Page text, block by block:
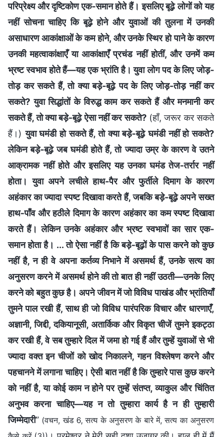
परिप्रेक्ष्य और दृष्टिकोण एक-समान होते हैं। इसलिए बूढ़े लोगों को यह
नहीं सोचना चाहिए कि बूढ़े होने और युवाओं की तुलना में उनकी
असाधारण आकांक्षाओं के कम होने, और उनके स्थिर हो पाने के कारण
उनकी महत्वाकांक्षाएँ या आकांक्षाएँ प्रचंड नहीं होतीं, और उनमें कम
भ्रष्ट स्वभाव होते हैं—यह एक भ्रांति है। युवा लोग पद के लिए जोड़-
तोड़ कर सकते हैं, तो क्या बड़े-बूढ़े पद के लिए जोड़-तोड़ नहीं कर
सकते? युवा सिद्धांतों के विरुद्ध काम कर सकते हैं और मनमानी कर
सकते हैं, तो क्या बड़े-बूढ़े ऐसा नहीं कर सकते?(हाँ, जरूर कर सकते
हैं।)युवा घमंडी हो सकते हैं, तो क्या बड़े-बूढ़े घमंडी नहीं हो सकते?
लेकिन बड़े-बूढ़े जब घमंडी होते हैं, तो ज्यादा उम्र के कारण वे उतने
आक्रामक नहीं होते और इसलिए यह उनका घमंड तेज-तर्रार नहीं
होता। युवा अपने लचीले हाथ-पैर और फुर्तीले दिमाग के कारण
अहंकार का ज्यादा स्पष्ट दिखावा करते हैं, जबकि बड़े-बूढ़े अपने सख्त
हाथ-पाँव और हठीले दिमाग के कारण अहंकार का कम स्पष्ट दिखावा
करते हैं। लेकिन उनके अहंकार और भ्रष्ट स्वभावों का सार एक-
समान होता है। ... तो ऐसा नहीं है कि बड़े-बूढ़ों के पास करने को कुछ
नहीं है, न ही वे अपना कर्तव्य निभाने में असमर्थ हैं, उनके सत्य का
अनुसरण करने में असमर्थ होने की तो बात ही नहीं उठती—उनके लिए
करने को बहुत कुछ है। अपने जीवन में जो विविध पाखंड और भ्रांतियाँ
तुमने पाल रखी हैं, साथ ही जो विविध पारंपरिक विचार और धारणाएँ,
अज्ञानी, जिद्दी, दकियानूसी, अतार्किक और विकृत चीजें तुमने इकट्ठा
कर रखी हैं, वे सब तुम्हारे दिल में जमा हो गई हैं और तुम्हें युवाओं से भी
ज्यादा वक्त इन चीजों को खोद निकालने, गहन विश्लेषण करने और
पहचानने में लगाना चाहिए। ऐसी बात नहीं है कि तुम्हारे पास कुछ करने
को नहीं है, या कोई काम न होने पर तुम्हें संतप्त, व्याकुल और चिंतित
अनुभव करना चाहिए—यह न तो तुम्हारा कार्य है न ही तुम्हारी
जिम्मेदारी” (वचन, खंड 6, सत्य के अनुसरण के बारे में, सत्य का अनुसरण